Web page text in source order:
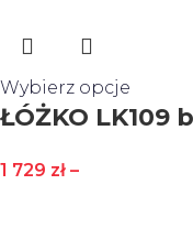
Wybierz opcje
ŁÓŻKO LK109
1 729 zł –